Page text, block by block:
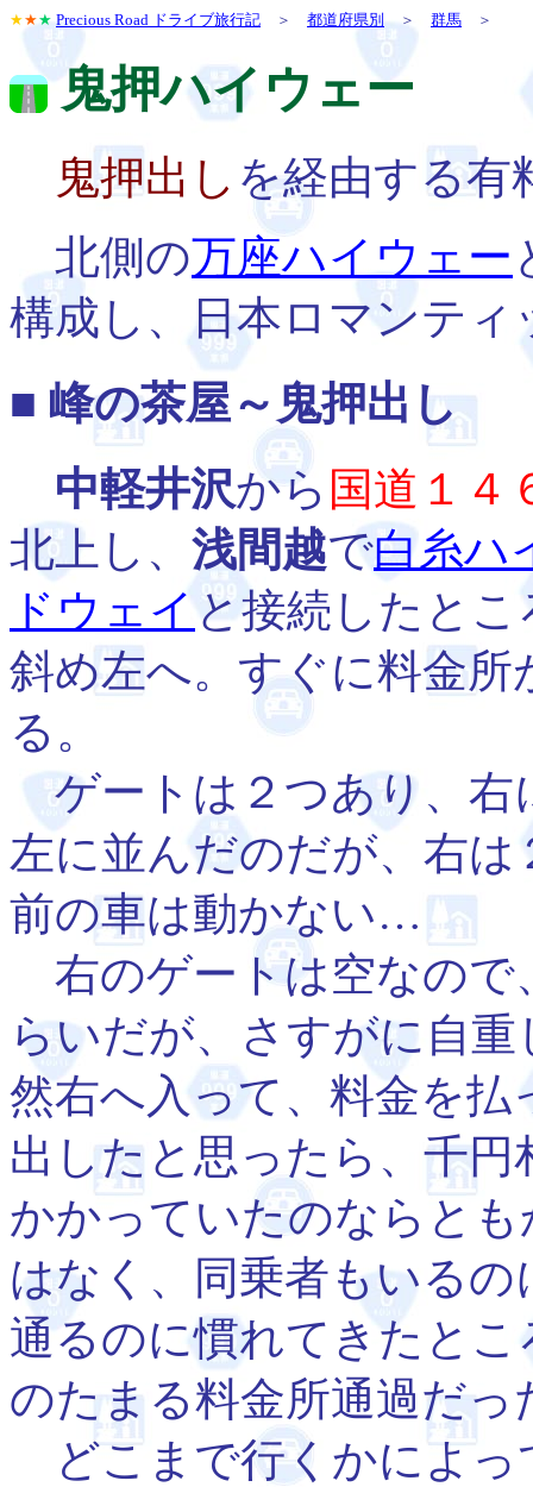
★★★ Precious Road ドライブ旅行記 ＞ 都道府県別＞ 群馬 ＞
鬼押ハイウェー
鬼押出し を経由する有
北側の万座ハイウェー
構成し、日本ロマンテ
■ 峰の茶屋～鬼押出し
中軽井沢から 国道１４
北上し、 浅間越で白糸ハ
ドウェイと接続したとこ
斜め左へ。すぐに料金所
る。
ゲートは２つあり、右
左に並んだのだが、右
前の車は動かない…
右のゲートは空なので
らいだが、さすがに自
然右へ入って、料金を
出したと思ったら、千
かかっていたのならと
はなく、同乗者もいる
通るのに慣れてきたと
のたまる料金所通過だっ
どこまで行くかによっ